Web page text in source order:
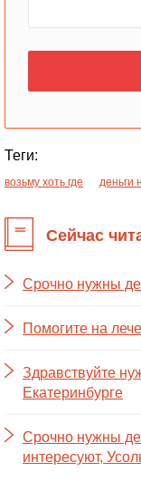
Теги:
возьму хоть где деньги
Сейчас
Срочно нужны
Помогите на
Здравствуйте
Екатеринбурге
Срочно нужны
интересуют,